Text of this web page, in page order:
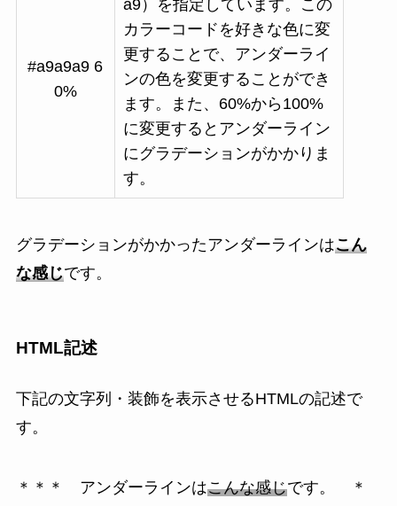
#a9a9a9 6
0%
a9）を指定しています。この
カラーコードを好きな色に変
更することで、アンダーライ
ンの色を変更することができ
ます。また、60%から100%
に変更するとアンダーライン
にグラデーションがかかりま
す。
グラデーションがかかったアンダーラインはこん
な感じです。
HTML記述
下記の文字列・装飾を表示させるHTMLの記述で
す。
＊＊＊ アンダーラインはこんな感じです。 ＊